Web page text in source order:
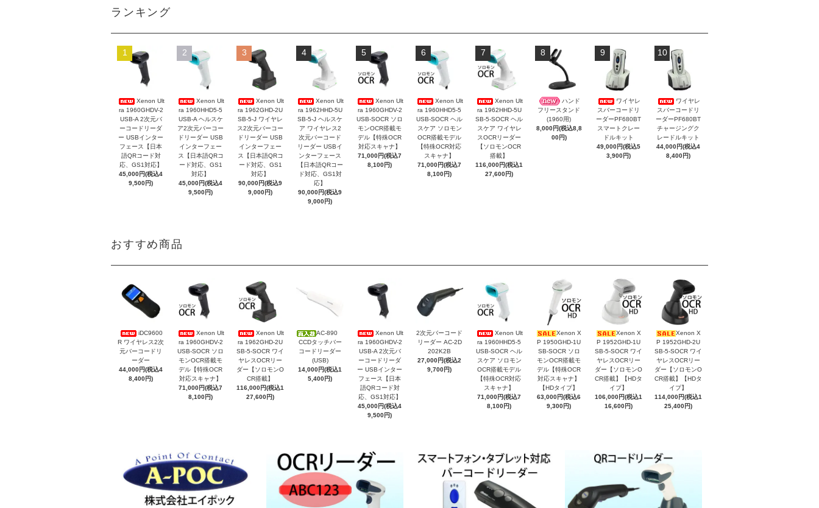
ランキング
1
Xenon Ult
ra 1960GHDV-2
USB-A 2次元バ
ーコードリーダ
ー USBインター
フェース【日本
語QRコード対
応、GS1対応】
45,000円(税込4
9,500円)
2
Xenon Ult
ra 1960HHD5-5
USB-A ヘルスケ
ア2次元バーコー
ドリーダー USB
インターフェー
ス【日本語QRコ
ード対応、GS1
対応】
45,000円(税込4
9,500円)
3
Xenon Ult
ra 1962GHD-2U
SB-5-J ワイヤレ
ス2次元バーコー
ドリーダー USB
インターフェー
ス【日本語QRコ
ード対応、GS1
対応】
90,000円(税込9
9,000円)
4
Xenon Ult
ra 1962HHD-5U
SB-5-J ヘルスケ
ア ワイヤレス2
次元バーコード
リーダー USBイ
ンターフェース
【日本語QRコー
ド対応、GS1対
応】
90,000円(税込9
9,000円)
5
Xenon Ult
ra 1960GHDV-2
USB-SOCR ソロ
モンOCR搭載モ
デル【特殊OCR
対応スキャナ】
71,000円(税込7
8,100円)
6
Xenon Ult
ra 1960HHD5-5
USB-SOCR ヘル
スケア ソロモン
OCR搭載モデル
【特殊OCR対応
スキャナ】
71,000円(税込7
8,100円)
7
Xenon Ult
ra 1962HHD-5U
SB-5-SOCR ヘル
スケア ワイヤレ
スOCRリーダー
【ソロモンOCR
搭載】
116,000円(税込1
27,600円)
8
ハンド
フリースタンド
(1960用)
8,000円(税込8,8
00円)
9
ワイヤレ
スバーコードリ
ーダーPF680BT
スマートクレー
ドルキット
49,000円(税込5
3,900円)
10
ワイヤレ
スバーコードリ
ーダーPF680BT
チャージングク
レードルキット
44,000円(税込4
8,400円)
おすすめ商品
iDC9600
R ワイヤレス2次
元バーコードリ
ーダー
44,000円(税込4
8,400円)
Xenon Ult
ra 1960GHDV-2
USB-SOCR ソロ
モンOCR搭載モ
デル【特殊OCR
対応スキャナ】
71,000円(税込7
8,100円)
Xenon Ult
ra 1962GHD-2U
SB-5-SOCR ワイ
ヤレスOCRリー
ダー【ソロモンO
CR搭載】
116,000円(税込1
27,600円)
AC-890
CCDタッチバー
コードリーダー
(USB)
14,000円(税込1
5,400円)
Xenon Ult
ra 1960GHDV-2
USB-A 2次元バ
ーコードリーダ
ー USBインター
フェース【日本
語QRコード対
応、GS1対応】
45,000円(税込4
9,500円)
2次元バーコード
リーダー AC-2D
202K2B
27,000円(税込2
9,700円)
Xenon Ult
ra 1960HHD5-5
USB-SOCR ヘル
スケア ソロモン
OCR搭載モデル
【特殊OCR対応
スキャナ】
71,000円(税込7
8,100円)
Xenon X
P 1950GHD-1U
SB-SOCR ソロ
モンOCR搭載モ
デル【特殊OCR
対応スキャナ】
【HDタイプ】
63,000円(税込6
9,300円)
Xenon X
P 1952GHD-1U
SB-5-SOCR ワイ
ヤレスOCRリー
ダー【ソロモンO
CR搭載】【HDタ
イプ】
106,000円(税込1
16,600円)
Xenon X
P 1952GHD-2U
SB-5-SOCR ワイ
ヤレスOCRリー
ダー【ソロモンO
CR搭載】【HDタ
イプ】
114,000円(税込1
25,400円)